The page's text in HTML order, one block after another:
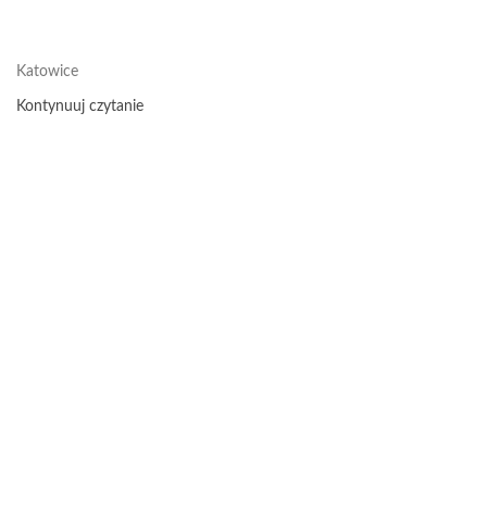
Katowice
Kontynuuj czytanie